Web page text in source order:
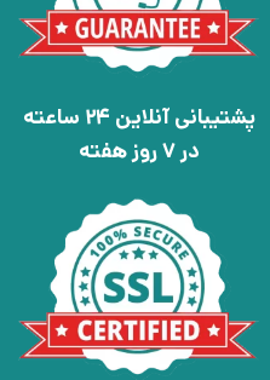
پشتیبانی آنلاین 24 ساعته
در 7 روز هفته